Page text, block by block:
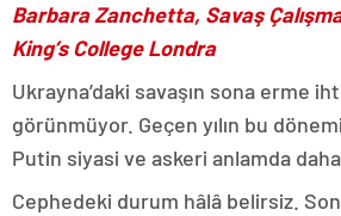
Barbara Zanchetta, Savaş
King’s College Londra
Ukrayna’daki savaşın sona erme
görünmüyor. Geçen yılın bu
Putin siyasi ve askeri anlamda
Cephedeki durum hâlâ belirsiz.